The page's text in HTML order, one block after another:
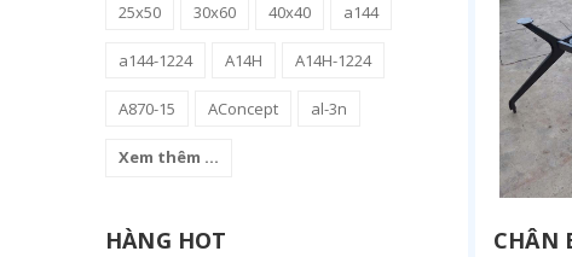
25x50 30x60 40x40 a144
a144-1224 A14H A14H-1224
A870-15 AConcept al-3n
Xem thêm ...
HÀNG HOT